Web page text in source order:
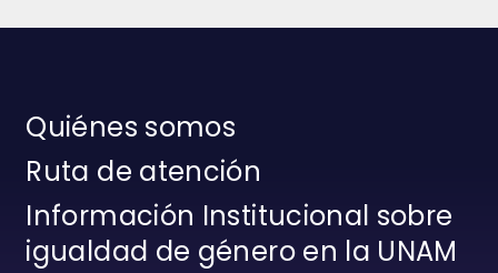
Quiénes somos
Ruta de atención
Información Institucional sobre
igualdad de género en la UNAM